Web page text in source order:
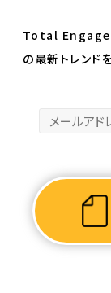
Total
の最新トレンド